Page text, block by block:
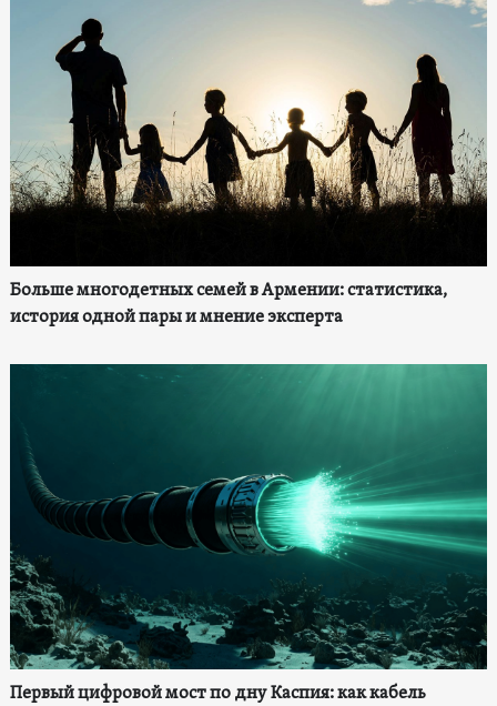
Больше многодетных семей в Армении: статистика,
история одной пары и мнение эксперта
Первый цифровой мост по дну Каспия: как кабель